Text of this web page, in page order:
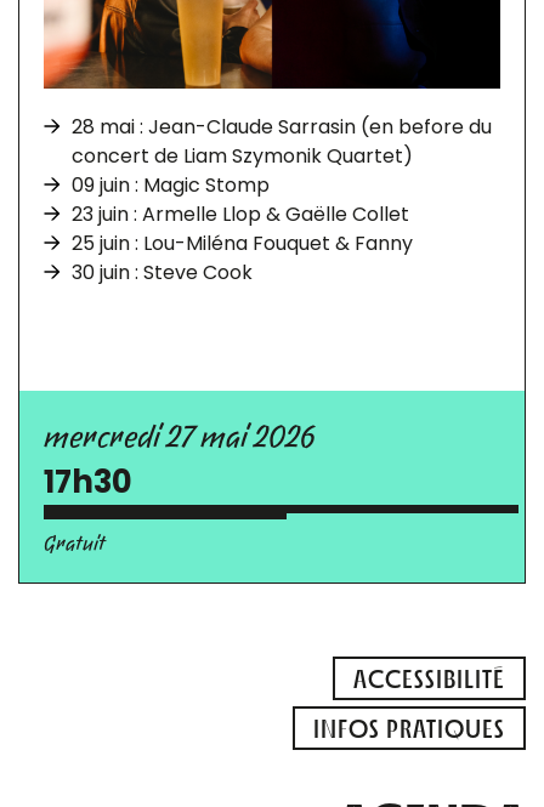
28 mai : Jean-Claude Sarrasin (en before du
concert de Liam Szymonik Quartet)
09 juin : Magic Stomp
23 juin : Armelle Llop & Gaëlle Collet
25 juin : Lou-Miléna Fouquet & Fanny
30 juin : Steve Cook
mercredi 27 mai 2026
17h30
Gratuit
ACCESSIBILITÉ
INFOS PRATIQUES